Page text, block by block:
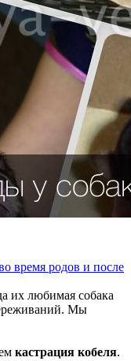
время родов и после
их любимая собака
Мы
кастрация кобеля.